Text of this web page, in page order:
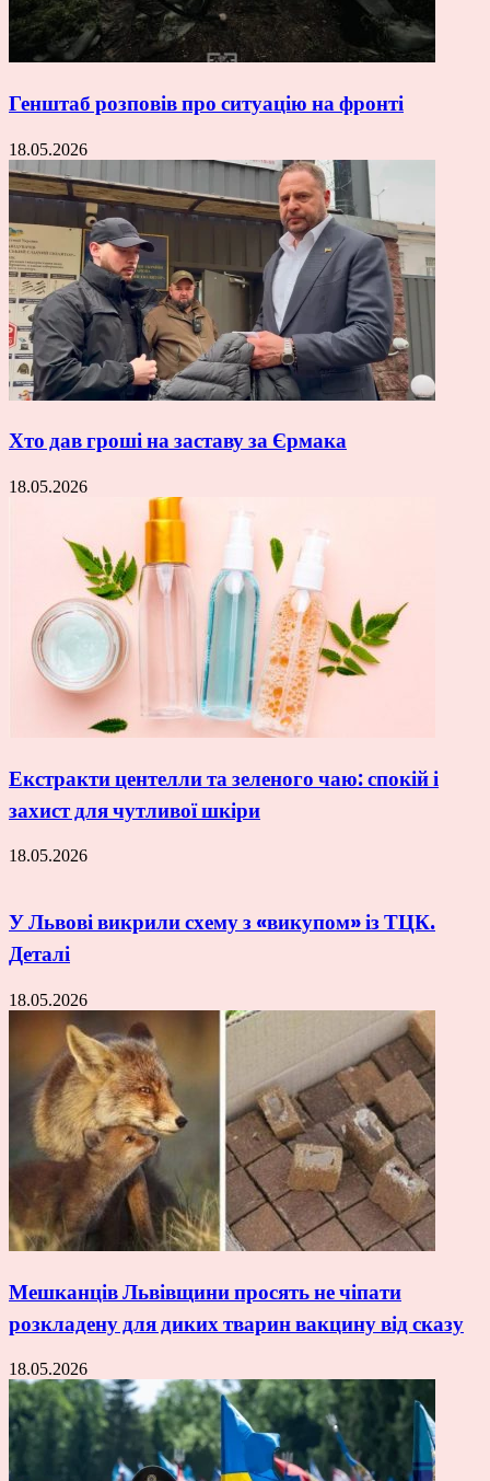
Генштаб розповів про ситуацію на фронті
18.05.2026
Хто дав гроші на заставу за Єрмака
18.05.2026
Екстракти центелли та зеленого чаю: спокій і
захист для чутливої шкіри
18.05.2026
У Львові викрили схему з «викупом» із ТЦК.
Деталі
18.05.2026
Мешканців Львівщини просять не чіпати
розкладену для диких тварин вакцину від сказу
18.05.2026